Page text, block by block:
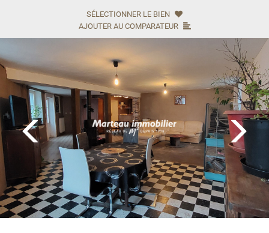
SÉLECTIONNER LE BIEN
AJOUTER AU COMPARATEUR